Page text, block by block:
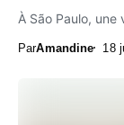
À São Paulo,
ParAmandine 18